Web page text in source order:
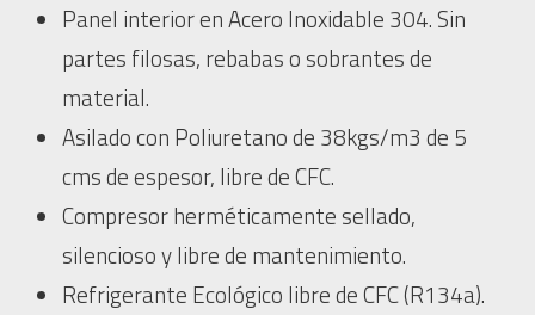
Panel interior en Acero Inoxidable 304. Sin
partes filosas, rebabas o sobrantes de
material.
Asilado con Poliuretano de 38kgs/m3 de 5
cms de espesor, libre de CFC.
Compresor herméticamente sellado,
silencioso y libre de mantenimiento.
Refrigerante Ecológico libre de CFC (R134a).